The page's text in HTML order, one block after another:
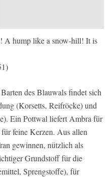
A hump like a snow-hill! It is
des Blauwals findet sich
(Korsetts, Reifröcke) und
Ein Pottwal liefert Ambra für
feine Kerzen. Aus allen
gewinnen, nützlich als
Grundstoff für die
Sprengstoffe), für